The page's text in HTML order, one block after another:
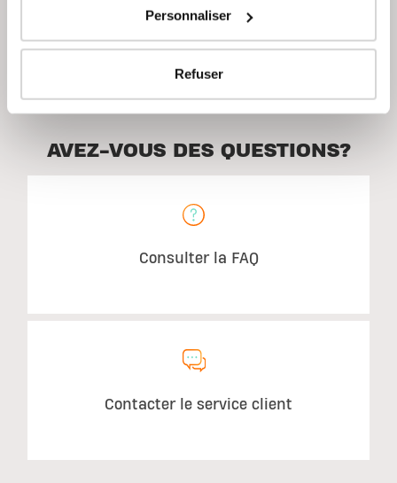
Personnaliser
Refuser
Utilisation suggérée
AVEZ-VOUS DES QUESTIONS?
Consulter la FAQ
Contacter le service client